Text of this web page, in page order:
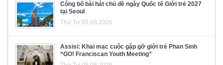
Công bố bài hát chủ đề ngày Quốc tế Giới trẻ 2027
tại Seoul
Thứ Tư 05.08.2026
Assisi: Khai mạc cuộc gặp gỡ giới trẻ Phan Sinh
“GO! Franciscan Youth Meeting”